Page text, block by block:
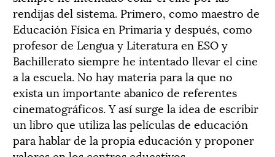
rendijas del sistema. Primero, como maestro de
Educación Física en Primaria y después, como
profesor de Lengua y Literatura en ESO y
Bachillerato siempre he intentado llevar el cine
a la escuela. No hay materia para la que no
exista un importante abanico de referentes
cinematográficos. Y así surge la idea de escribir
un libro que utiliza las películas de educación
para hablar de la propia educación y proponer